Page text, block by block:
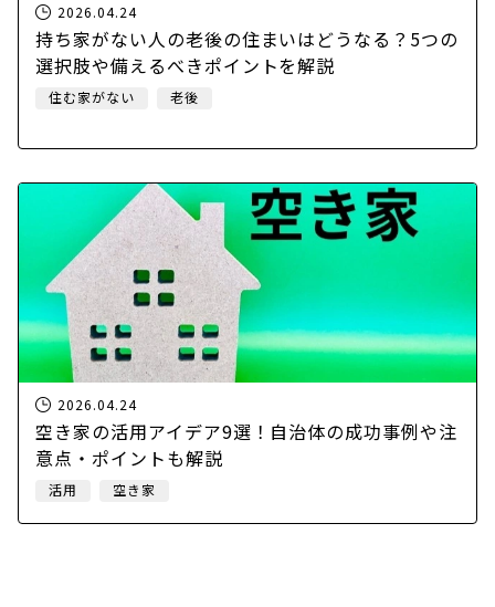
2026.04.24
持ち家がない人の老後の住まいはどうなる？5つの
選択肢や備えるべきポイントを解説
住む家がない 老後
2026.04.24
空き家の活用アイデア9選！自治体の成功事例や注
意点・ポイントも解説
活用 空き家